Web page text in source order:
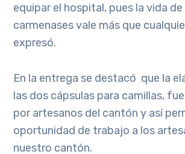
equipar el hospital, pues la vida de
carmenases vale más que
expresó.
En la entrega se destacó que la
las dos cápsulas para camillas,
por artesanos del cantón y así
oportunidad de trabajo a los
nuestro cantón.